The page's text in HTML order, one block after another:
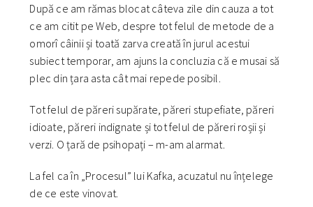
După ce am rămas blocat câteva zile din cauza a tot
ce am citit pe Web, despre tot felul de metode de a
omorî câinii și toată zarva creată în jurul acestui
subiect temporar, am ajuns la concluzia că e musai să
plec din țara asta cât mai repede posibil.
Tot felul de păreri supărate, păreri stupefiate, păreri
idioate, păreri indignate și tot felul de păreri roșii și
verzi. O țară de psihopați – m-am alarmat.
La fel ca în „Procesul” lui Kafka, acuzatul nu înțelege
de ce este vinovat.